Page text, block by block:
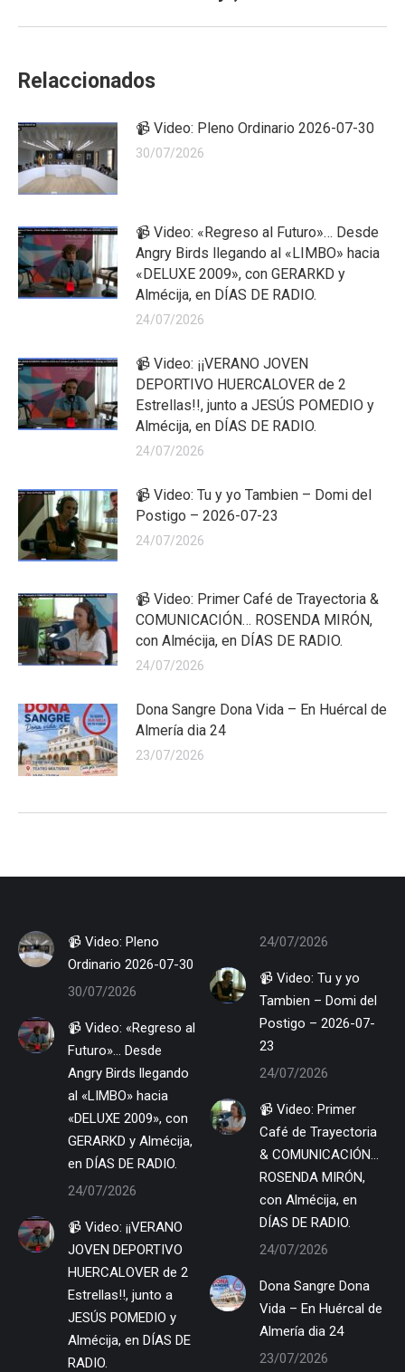
Relaccionados
📹 Video: Pleno Ordinario 2026-07-30
30/07/2026
📹 Video: «Regreso al Futuro»… Desde
Angry Birds llegando al «LIMBO» hacia
«DELUXE 2009», con GERARKD y
Almécija, en DÍAS DE RADIO.
24/07/2026
📹 Video: ¡¡VERANO JOVEN
DEPORTIVO HUERCALOVER de 2
Estrellas!!, junto a JESÚS POMEDIO y
Almécija, en DÍAS DE RADIO.
24/07/2026
📹 Video: Tu y yo Tambien – Domi del
Postigo – 2026-07-23
24/07/2026
📹 Video: Primer Café de Trayectoria &
COMUNICACIÓN… ROSENDA MIRÓN,
con Almécija, en DÍAS DE RADIO.
24/07/2026
Dona Sangre Dona Vida – En Huércal de
Almería dia 24
23/07/2026
📹 Video: Pleno
Ordinario 2026-07-30
30/07/2026
📹 Video: «Regreso al
Futuro»… Desde
Angry Birds llegando
al «LIMBO» hacia
«DELUXE 2009», con
GERARKD y Almécija,
en DÍAS DE RADIO.
24/07/2026
📹 Video: ¡¡VERANO
JOVEN DEPORTIVO
HUERCALOVER de 2
Estrellas!!, junto a
JESÚS POMEDIO y
Almécija, en DÍAS DE
RADIO.
24/07/2026
📹 Video: Tu y yo
Tambien – Domi del
Postigo – 2026-07-
23
24/07/2026
📹 Video: Primer
Café de Trayectoria
& COMUNICACIÓN…
ROSENDA MIRÓN,
con Almécija, en
DÍAS DE RADIO.
24/07/2026
Dona Sangre Dona
Vida – En Huércal de
Almería dia 24
23/07/2026